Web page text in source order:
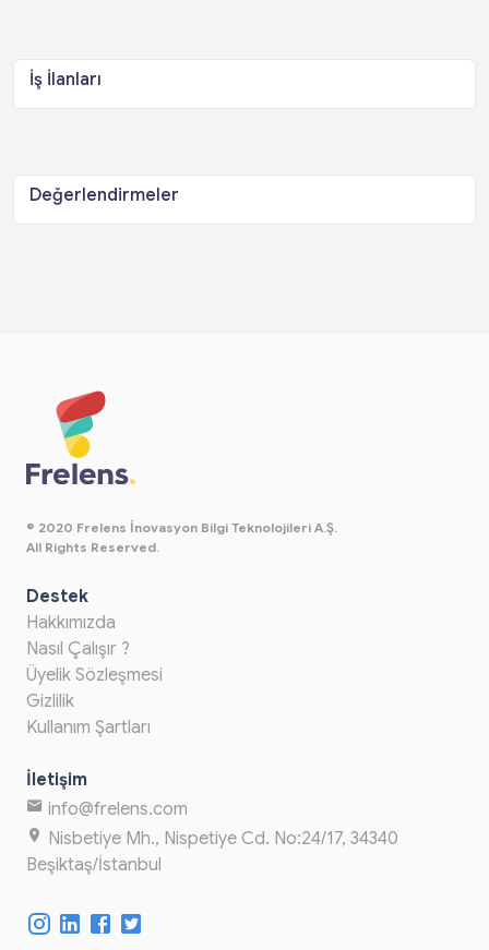
İş İlanları
Değerlendirmeler
© 2020 Frelens İnovasyon Bilgi Teknolojileri A.Ş.
All Rights Reserved.
Destek
Hakkımızda
Nasıl Çalışır ?
Üyelik Sözleşmesi
Gizlilik
Kullanım Şartları
İletişim
info@frelens.com
Nisbetiye Mh., Nispetiye Cd. No:24/17, 34340
Beşiktaş/İstanbul